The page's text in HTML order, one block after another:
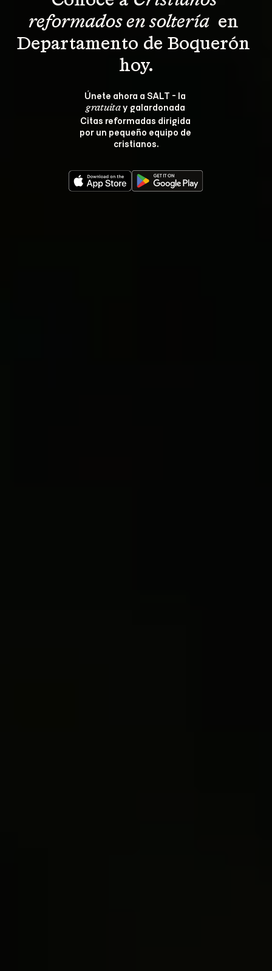
reformados en soltería en
Departamento de Boquerón
hoy.
Únete ahora a SALT - la
gratuita y galardonada
Citas reformadas dirigida
por un pequeño equipo de
cristianos.